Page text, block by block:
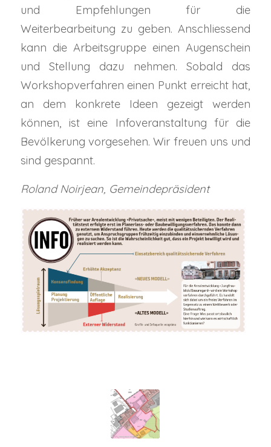
und Empfehlungen für die
Weiterbearbeitung zu geben. Anschliessend
kann die Arbeitsgruppe einen Augenschein
und Stellung dazu nehmen. Sobald das
Workshopverfahren einen Punkt erreicht hat,
an dem konkrete Ideen gezeigt werden
können, ist eine Infoveranstaltung für die
Bevölkerung vorgesehen. Wir freuen uns und
sind gespannt.
Roland Noirjean, Gemeindepräsident